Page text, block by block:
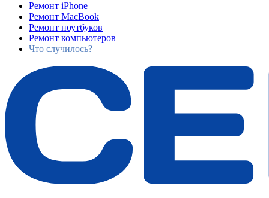
Ремонт iPhone
Ремонт MacBook
Ремонт ноутбуков
Ремонт компьютеров
Что случилось?